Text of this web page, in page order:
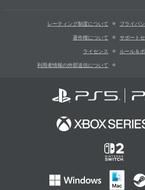
レーティング制度について プライバ
著作権について サポート
ライセンス ルール＆
利用者情報の外部送信について